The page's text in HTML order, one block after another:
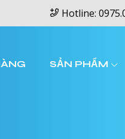
Hotline:
SẢN PHẨM